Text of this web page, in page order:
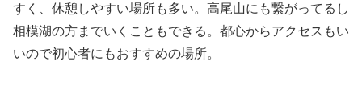
すく、休憩しやすい場所も多い。高尾山にも繋がってるし
相模湖の方までいくこともできる。都心からアクセスもい
いので初心者にもおすすめの場所。